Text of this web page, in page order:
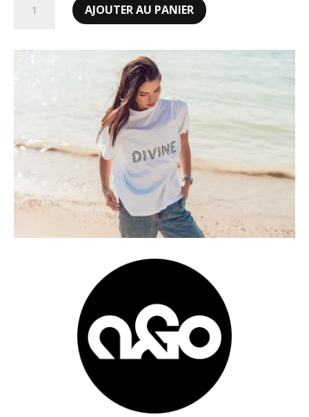
AJOUTER AU PANIER